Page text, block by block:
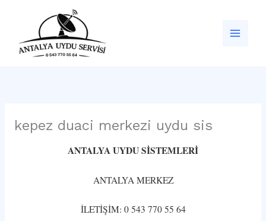
kepez duaci merkezi uydu sis
ANTALYA UYDU SİSTEMLERİ
ANTALYA MERKEZ
İLETİŞİM: 0 543 770 55 64